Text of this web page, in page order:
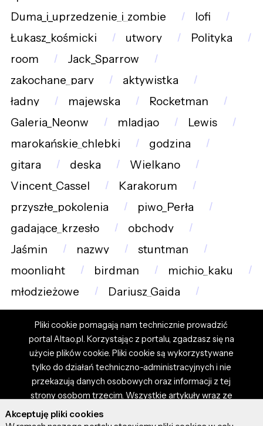
Duma_i_uprzedzenie_i_zombie
lofi
Łukasz_kośmicki
utwory
Polityka
room
Jack_Sparrow
zakochane_pary
aktywistka
ładny
majewska
Rocketman
Galeria_Neonw
mladjao
Lewis
marokańskie_chlebki
godzina
gitara
deska
Wielkano
Vincent_Cassel
Karakorum
przyszłe_pokolenia
piwo_Perła
gadające_krzesło
obchody
Jaśmin
nazwy
stuntman
moonlight
birdman
michio_kaku
młodzieżowe
Dariusz_Gajda
Pliki cookie pomagają nam technicznie prowadzić
portal Altao.pl. Korzystając z portalu, zgadzasz się na
użycie plików cookie. Pliki cookie są wykorzystywane
tylko do działań techniczno-administracyjnych i nie
przekazują danych osobowych oraz informacji z tej
strony osobom trzecim. Wszystkie artykuły wraz ze
zdjęciami i materiałami dostępnymi na portalu są
Akceptuję pliki cookies